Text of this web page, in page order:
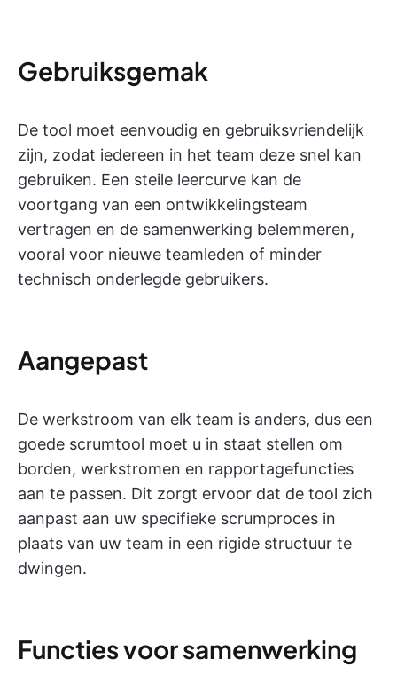
Gebruiksgemak
De tool moet eenvoudig en gebruiksvriendelijk
zijn, zodat iedereen in het team deze snel kan
gebruiken. Een steile leercurve kan de
voortgang van een ontwikkelingsteam
vertragen en de samenwerking belemmeren,
vooral voor nieuwe teamleden of minder
technisch onderlegde gebruikers.
Aangepast
De werkstroom van elk team is anders, dus een
goede scrumtool moet u in staat stellen om
borden, werkstromen en rapportagefuncties
aan te passen. Dit zorgt ervoor dat de tool zich
aanpast aan uw specifieke scrumproces in
plaats van uw team in een rigide structuur te
dwingen.
Functies voor samenwerking